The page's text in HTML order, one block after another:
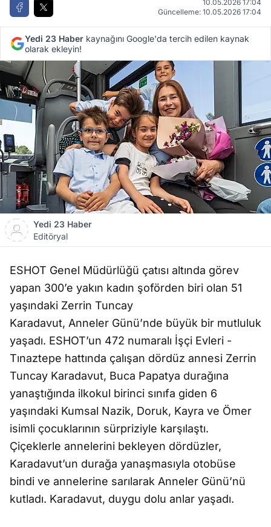
10.05.2026 17:04
Güncelleme: 10.05.2026 17:04
Yedi 23 Haber kaynağını Google'da tercih edilen kaynak
olarak ekleyin!
Yedi 23 Haber
Editöryal
ESHOT Genel Müdürlüğü çatısı altında görev
yapan 300’e yakın kadın şoförden biri olan 51
yaşındaki Zerrin Tuncay
Karadavut, Anneler Günü’nde büyük bir mutluluk
yaşadı. ESHOT’un 472 numaralı İşçi Evleri -
Tınaztepe hattında çalışan dördüz annesi Zerrin
Tuncay Karadavut, Buca Papatya durağına
yanaştığında ilkokul birinci sınıfa giden 6
yaşındaki Kumsal Nazik, Doruk, Kayra ve Ömer
isimli çocuklarının sürpriziyle karşılaştı.
Çiçeklerle annelerini bekleyen dördüzler,
Karadavut’un durağa yanaşmasıyla otobüse
bindi ve annelerine sarılarak Anneler Günü’nü
kutladı. Karadavut, duygu dolu anlar yaşadı.